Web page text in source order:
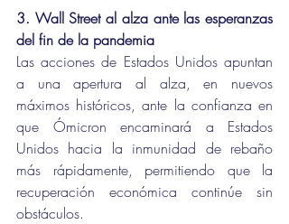
3. Wall Street al alza ante las esperanzas
del fin de la pandemia
Las acciones de Estados Unidos apuntan
a una apertura al alza, en nuevos
máximos históricos, ante la confianza en
que Ómicron encaminará a Estados
Unidos hacia la inmunidad de rebaño
más rápidamente, permitiendo que la
recuperación económica continúe sin
obstáculos.